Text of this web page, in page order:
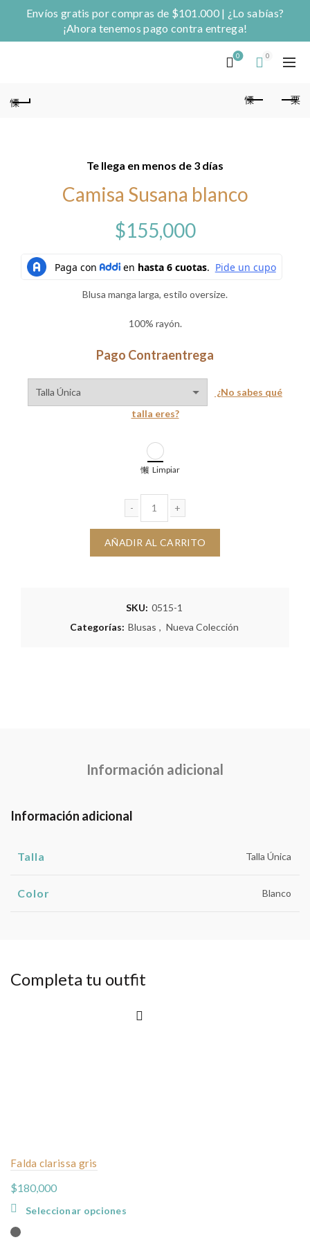
Envíos gratis por compras de $101.000 | ¿Lo sabías?
¡Ahora tenemos pago contra entrega!
0 0
Te llega en menos de 3 días
Camisa Susana blanco
$155,000
Blusa manga larga, estilo oversize.
100% rayón.
Pago Contraentrega
¿No sabes qué
talla eres?
Limpiar
Camisa Susana blanco cantidad
AÑADIR AL CARRITO
SKU: 0515-1
Categorías: Blusas , Nueva Colección
Información adicional
Información adicional
Talla Talla Única
Color Blanco
Completa tu outfit
Falda clarissa gris
$180,000
Seleccionar opciones